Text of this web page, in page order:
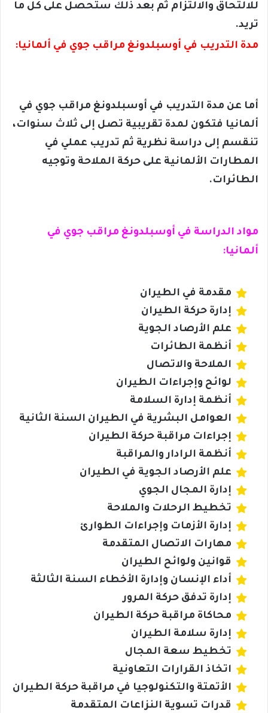
للالتحاق والالتزام ثم بعد ذلك ستحصل على كل ما
تريد.
مدة التدريب في أوسبلدونغ مراقب جوي في ألمانيا:
أما عن مدة التدريب في أوسبلدونغ مراقب جوي في
ألمانيا فتكون لمدة تقريبية تصل إلى ثلاث سنوات،
تنقسم إلى دراسة نظرية ثم تدريب عملي في
المطارات الألمانية على حركة الملاحة وتوجيه
الطائرات.
مواد الدراسة في أوسبلدونغ مراقب جوي في
ألمانيا:
مقدمة في الطيران
إدارة حركة الطيران
علم الأرصاد الجوية
أنظمة الطائرات
الملاحة والاتصال
لوائح وإجراءات الطيران
أنظمة إدارة السلامة
العوامل البشرية في الطيران السنة الثانية
إجراءات مراقبة حركة الطيران
أنظمة الرادار والمراقبة
علم الأرصاد الجوية في الطيران
إدارة المجال الجوي
تخطيط الرحلات والملاحة
إدارة الأزمات وإجراءات الطوارئ
مهارات الاتصال المتقدمة
قوانين ولوائح الطيران
أداء الإنسان وإدارة الأخطاء السنة الثالثة
إدارة تدفق حركة المرور
محاكاة مراقبة حركة الطيران
إدارة سلامة الطيران
تخطيط سعة المجال
اتخاذ القرارات التعاونية
الأتمتة والتكنولوجيا في مراقبة حركة الطيران
قدرات تسوية النزاعات المتقدمة